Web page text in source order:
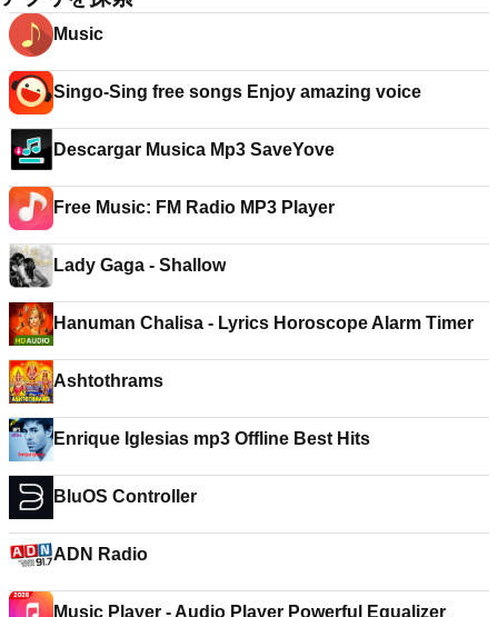
Music
Singo-Sing free songs Enjoy amazing voice
Descargar Musica Mp3 SaveYove
Free Music: FM Radio MP3 Player
Lady Gaga - Shallow
Hanuman Chalisa - Lyrics Horoscope Alarm Timer
Ashtothrams
Enrique Iglesias mp3 Offline Best Hits
BluOS Controller
ADN Radio
Music Player - Audio Player Powerful Equalizer